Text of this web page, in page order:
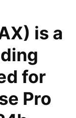
is a
for
Pro